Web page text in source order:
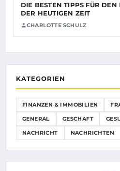
DIE BESTEN TIPPS FÜR
DER HEUTIGEN ZEIT
CHARLOTTE SCHULZ
KATEGORIEN
FINANZEN & IMMOBILIEN
GENERAL GESCHÄFT
NACHRICHT NACHRICHTEN